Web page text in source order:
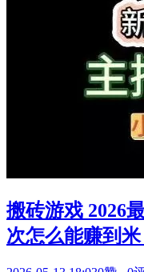
搬砖游戏 2026
次怎么能赚到